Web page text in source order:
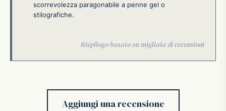
scorrevolezza paragonabile a penne gel o
stilografiche.
Aggiungi una recensione